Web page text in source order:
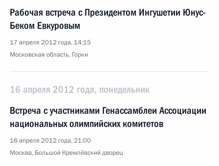
Рабочая встреча с Президентом Ингушетии Юнус-
Беком Евкуровым
17 апреля 2012 года, 14:15
Московская область, Горки
16 апреля 2012 года, понедельник
Встреча с участниками Генассамблеи Ассоциации
национальных олимпийских комитетов
16 апреля 2012 года, 21:00
Москва, Большой Кремлёвский дворец